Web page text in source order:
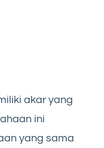
akar yang
ini
yang sama